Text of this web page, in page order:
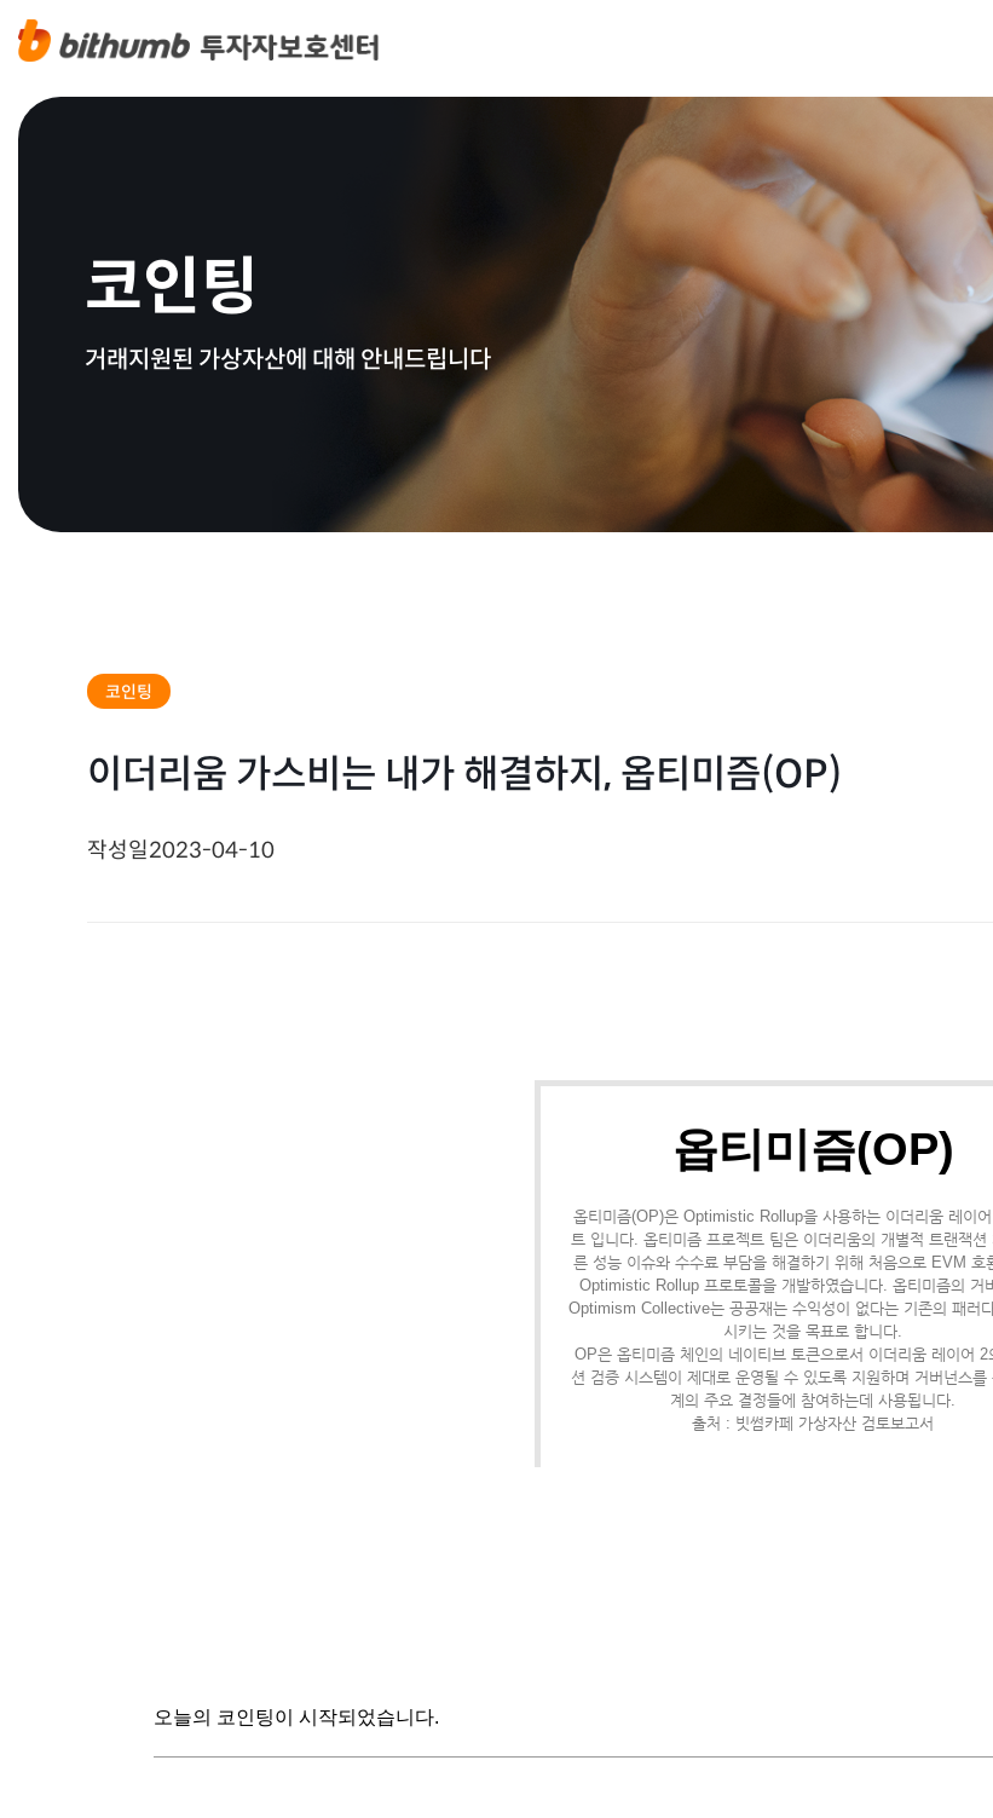
코인팅
거래지원된 가상자산에 대해 안내드립니다
코인팅
이더리움 가스비는 내가 해결하지, 옵티미즘(OP)
작성일2023-04-10
옵티미즘(OP)
옵티미즘(OP)은 Optimistic Rollup을 사용하는 이더리움 레이
트 입니다. 옵티미즘 프로젝트 팀은 이더리움의 개별적 트랜잭션
른 성능 이슈와 수수료 부담을 해결하기 위해 처음으로 EVM 호
Optimistic Rollup 프로토콜을 개발하였습니다. 옵티미즘의 거
Optimism Collective는 공공재는 수익성이 없다는 기존의 패러
시키는 것을 목표로 합니다.
OP은 옵티미즘 체인의 네이티브 토큰으로서 이더리움 레이어 2
션 검증 시스템이 제대로 운영될 수 있도록 지원하며 거버넌스를
계의 주요 결정들에 참여하는데 사용됩니다.
출처 : 빗썸카페 가상자산 검토보고서
오늘의 코인팅이 시작되었습니다.